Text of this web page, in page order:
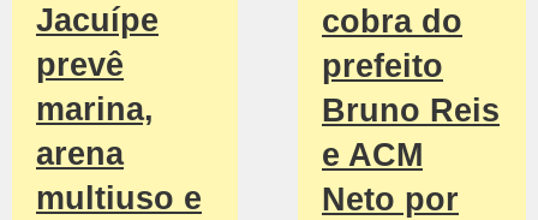
Jacuípe
prevê
marina,
arena
multiuso e
cobra do
prefeito
Bruno Reis
e ACM
Neto por